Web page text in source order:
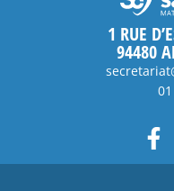
1 RUE
94480